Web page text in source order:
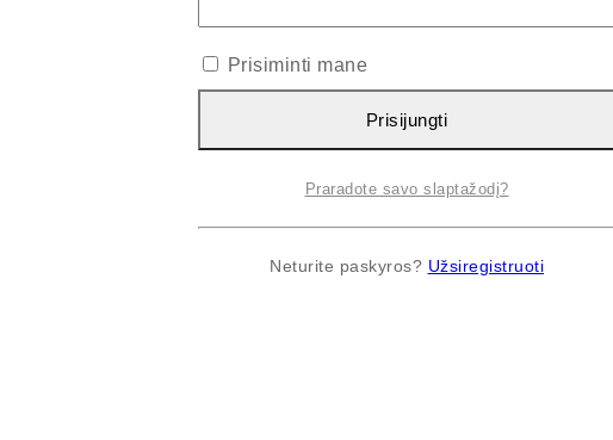
Prisiminti mane
Prisijungti
Praradote savo slaptažodį?
Neturite paskyros? Užsiregistruoti